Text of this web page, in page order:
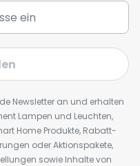
Newsletter an und erhalten
Lampen und Leuchten,
Home Produkte, Rabatt-
oder Aktionspakete,
sowie Inhalte von